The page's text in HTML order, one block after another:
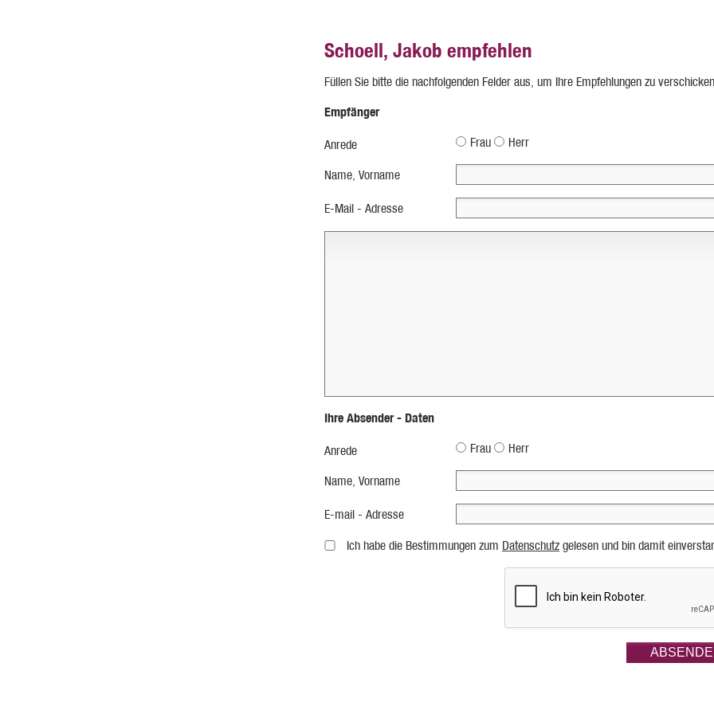
Schoell, Jakob empfehlen
Füllen Sie bitte die nachfolgenden Felder aus, um Ihre Empfehlungen zu
Empfänger
Anrede Frau Herr
Name, Vorname
E-Mail - Adresse
Ihre Absender - Daten
Anrede Frau Herr
Name, Vorname
E-mail - Adresse
Ich habe die Bestimmungen zum Datenschutz gelesen und bin damit